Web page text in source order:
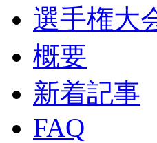
選手権大
概要
新着記事
FAQ